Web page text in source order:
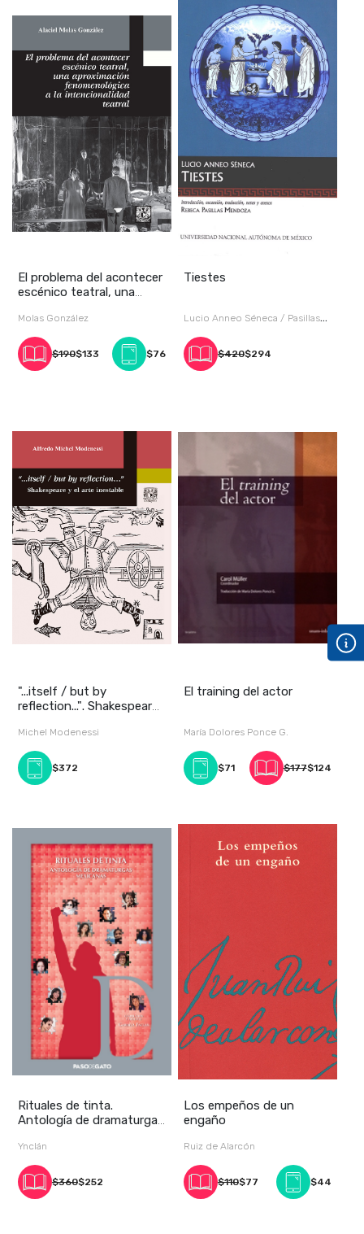
El problema del acontecer
escénico teatral, una
Molas González
$190$133 $76
Tiestes
Lucio Anneo Séneca / Pasillas
Mendoza
$420$294
"...itself / but by
reflection...". Shakespeare
Michel Modenessi
$372
El training del actor
María Dolores Ponce G.
$71 $177$124
Rituales de tinta.
Antología de dramaturgas
Ynclán
$360$252
Los empeños de un
engaño
Ruiz de Alarcón
$110$77 $44